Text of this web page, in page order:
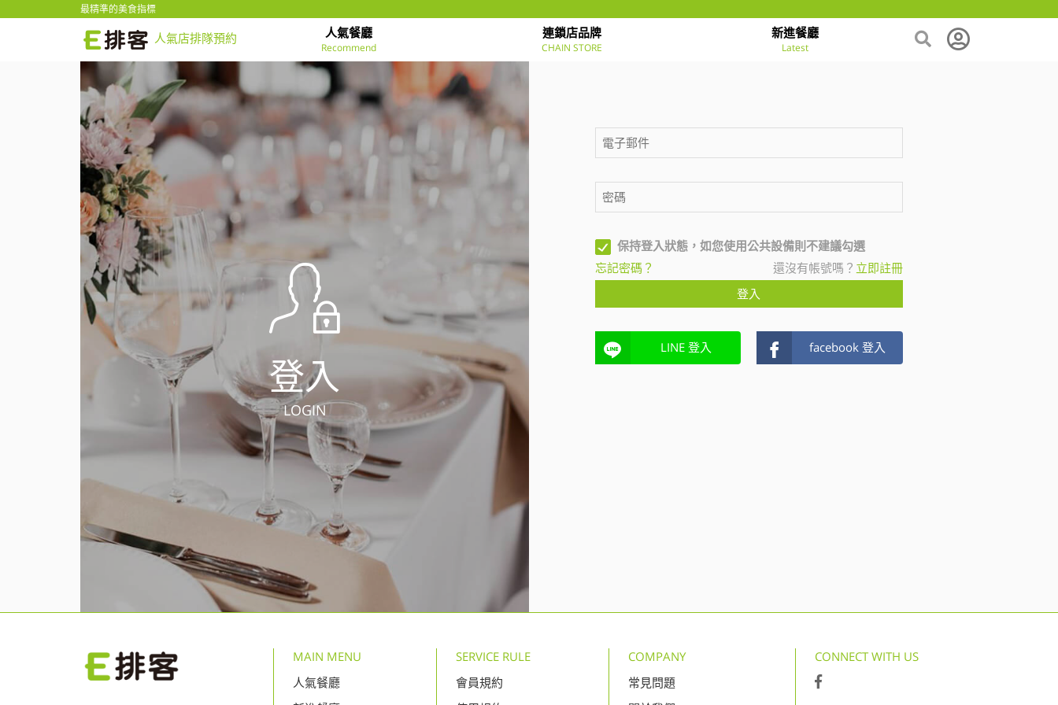
最精準的美食指標
人氣店排隊預約 人氣餐廳
Recommend
連鎖店品牌
CHAIN STORE
新進餐廳
Latest
登入
LOGIN
保持登入狀態，如您使用公共設備則不建議勾選
忘記密碼？
還沒有帳號嗎？ 立即註冊
登入
LINE 登入 facebook 登入
MAIN MENU
人氣餐廳
SERVICE RULE
會員規約
COMPANY
常見問題
CONNECT WITH US